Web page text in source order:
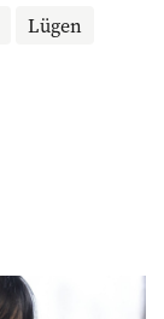
Lügen